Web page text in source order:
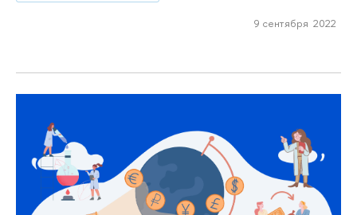
9 сентября 2022